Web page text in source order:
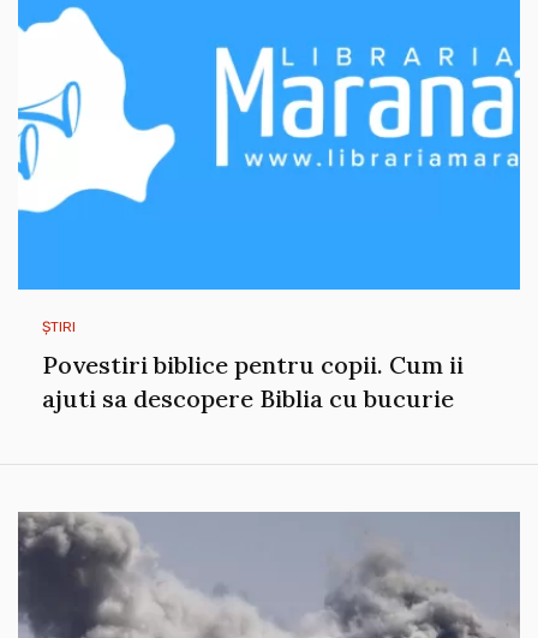
ȘTIRI
Povestiri biblice pentru copii. Cum ii
ajuti sa descopere Biblia cu bucurie